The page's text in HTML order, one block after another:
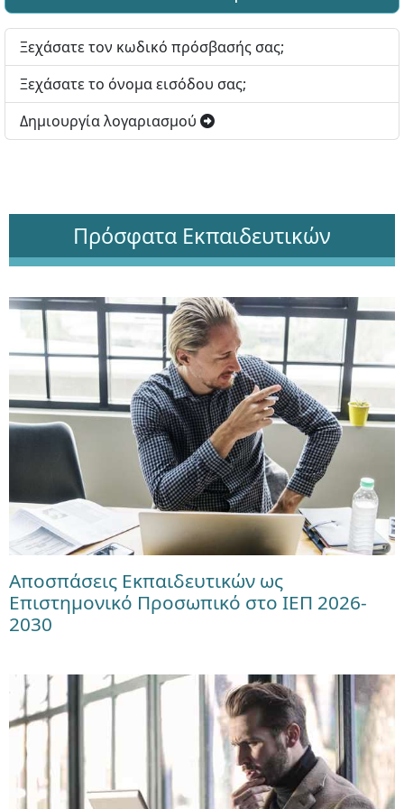
Ξεχάσατε τον κωδικό πρόσβασής σας;
Ξεχάσατε το όνομα εισόδου σας;
Δημιουργία λογαριασμού
Πρόσφατα Εκπαιδευτικών
Αποσπάσεις Εκπαιδευτικών ως
Επιστημονικό Προσωπικό στο ΙΕΠ 2026-
2030